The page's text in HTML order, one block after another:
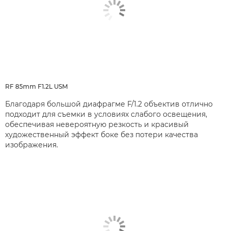
RF 85mm F1.2L USM
Благодаря большой диафрагме F/1.2 объектив отлично
подходит для съемки в условиях слабого освещения,
обеспечивая невероятную резкость и красивый
художественный эффект боке без потери качества
изображения.